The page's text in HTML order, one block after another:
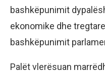
bashkëpunimit
ekonomike dhe
bashkëpunimit
Palët vlerësuan